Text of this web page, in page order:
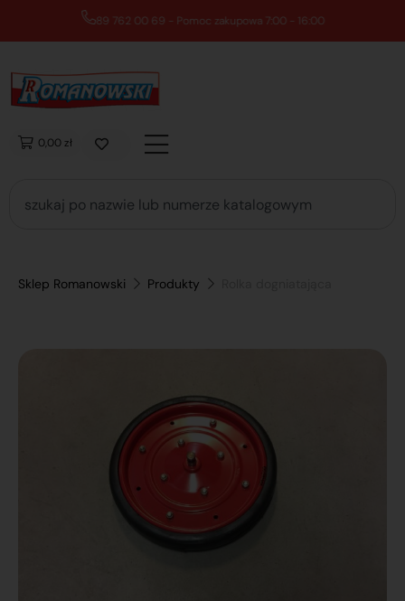
89 762 00 69 - Pomoc zakupowa 7:00 - 16:00
0,00 zł
Sklep Romanowski Produkty